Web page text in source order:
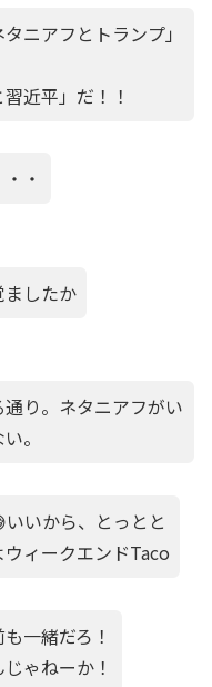
ニアフとトランプ」
近平」だ！！
・
ましたか
り。ネタニアフがい
。
いから、とっとと
ィークエンドTaco
一緒だろ！
ゃねーか！